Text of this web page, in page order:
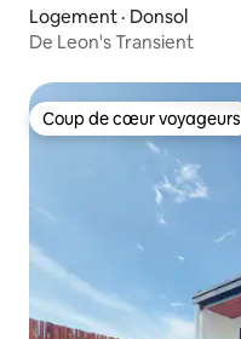
Logement · Donsol
De Leon's Transient
Coup de cœur voyageurs
Coup de cœur voyageurs